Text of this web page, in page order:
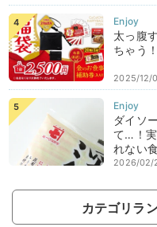
太っ腹
ちゃう
2025/12/
ダイソ
て…！
れない
2026/02/
カテゴリラ